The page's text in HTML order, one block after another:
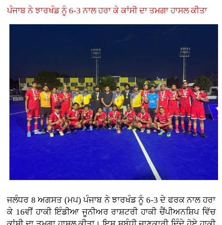
ਪੰਜਾਬ ਨੇ ਝਾਰਖੰਡ ਨੂੰ 6-3 ਨਾਲ ਹਰਾ ਕੇ ਕਾਂਸੀ ਦਾ ਤਮਗਾ ਹਾਸਲ ਕੀਤਾ
ਜਲੰਧਰ 8 ਅਗਸਤ (ਮਪ) ਪੰਜਾਬ ਨੇ ਝਾਰਖੰਡ ਨੂੰ 6-3 ਦੇ ਫਰਕ ਨਾਲ ਹਰਾ
ਕੇ 16ਵੀਂ ਹਾਕੀ ਇੰਡੀਆ ਜੂਨੀਅਰ ਰਾਸ਼ਟਰੀ ਹਾਕੀ ਚੈਂਪੀਅਨਸ਼ਿਪ ਵਿੱਚ